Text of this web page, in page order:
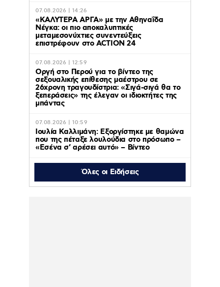
07.08.2026 | 14:26
«ΚΑΛΥΤΕΡΑ ΑΡΓΑ» με την Αθηναΐδα
Νέγκα: οι πιο αποκαλυπτικές
μεταμεσονύχτιες συνεντεύξεις
επιστρέφουν στο ACTION 24
07.08.2026 | 12:59
Οργή στο Περού για το βίντεο της
σεξουαλικής επίθεσης μαέστρου σε
26χρονη τραγουδίστρια: «Σιγά-σιγά θα το
ξεπεράσεις» της έλεγαν οι ιδιοκτήτες της
μπάντας
07.08.2026 | 10:59
Ιουλία Καλλιμάνη: Εξοργίστηκε με θαμώνα
που της πέταξε λουλούδια στο πρόσωπο –
«Εσένα σ’ αρέσει αυτό» – Βίντεο
Όλες οι Ειδήσεις